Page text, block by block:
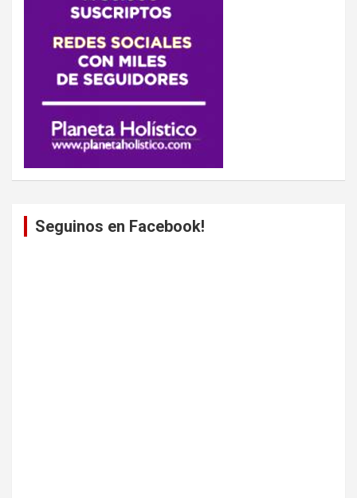
Seguinos en Facebook!